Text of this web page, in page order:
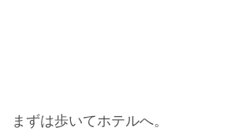
まずは歩いてホテルへ。